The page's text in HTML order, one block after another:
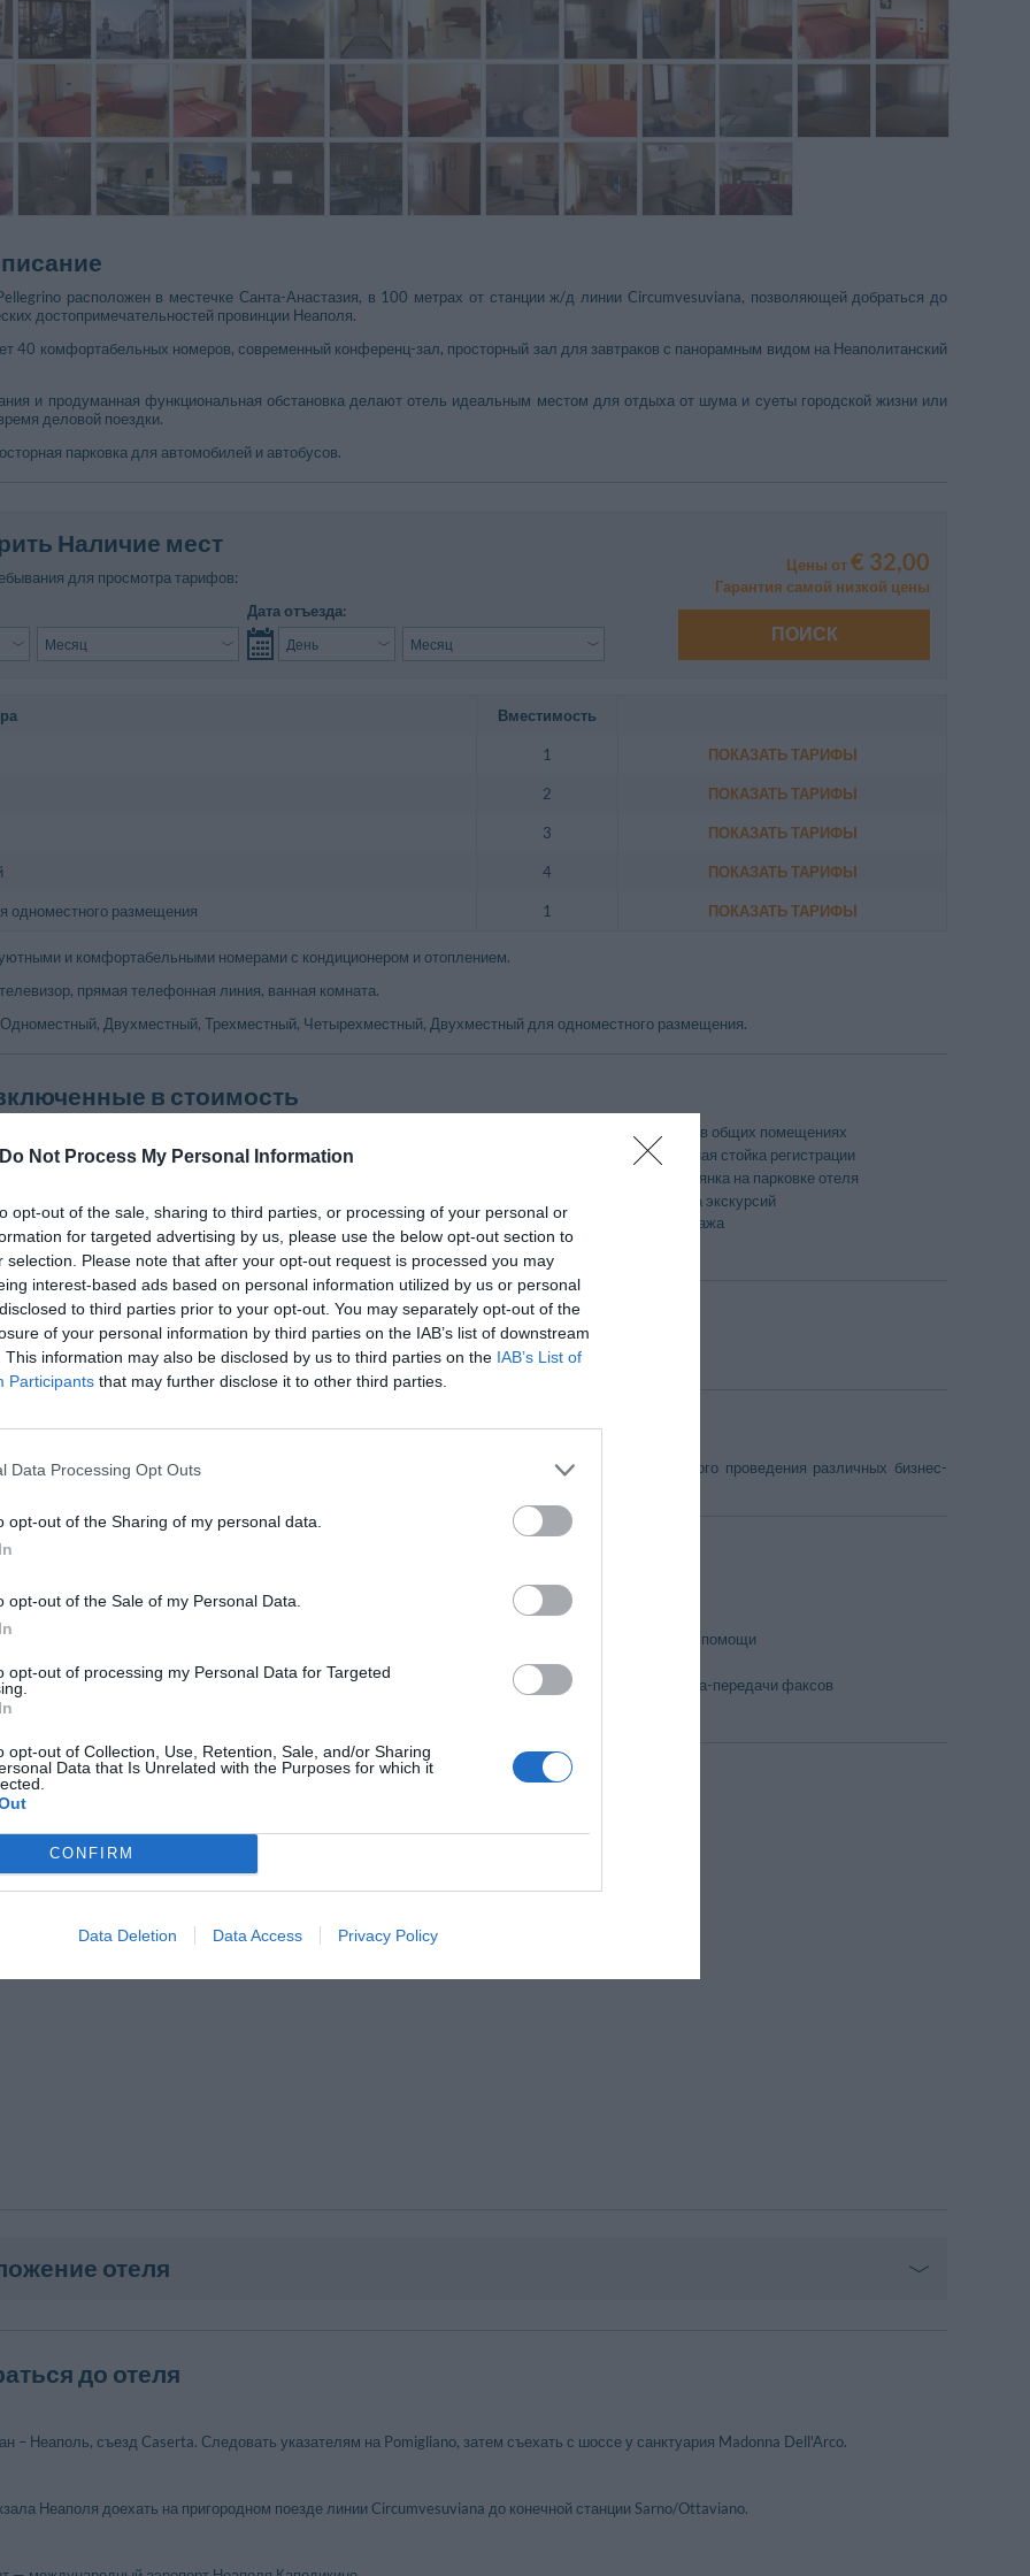
Do Not Process My Personal Information
opt-out of the sale, sharing to third parties, or processing of your personal or
for targeted advertising by us, please use the below opt-out section to
selection. Please note that after your opt-out request is processed you may
interest-based ads based on personal information utilized by us or personal
to third parties prior to your opt-out. You may separately opt-out of the
of your personal information by third parties on the IAB’s list of downstream
This information may also be disclosed by us to third parties on the IAB’s List of
Participants that may further disclose it to other third parties.
Data Processing Opt Outs
opt-out of the Sharing of my personal data.
opt-out of the Sale of my Personal Data.
opt-out of processing my Personal Data for Targeted
opt-out of Collection, Use, Retention, Sale, and/or Sharing
Data that Is Unrelated with the Purposes for which it
CONFIRM
Data Deletion Data Access Privacy Policy
расположен в местечке Санта-Анастазия, в 100 метрах от станции ж/д линии Circumvesuviana, позволяющей добраться до
достопримечательностей провинции Неаполя.
40 комфортабельных номеров, современный конференц-зал, просторный зал для завтраков с панорамным видом на Неаполитанский
и продуманная функциональная обстановка делают отель идеальным местом для отдыха от шума и суеты городской жизни или
деловой поездки.
парковка для автомобилей и автобусов.
Наличие мест
для просмотра тарифов:
Дата отъезда:
Цены от€ 32,00
Гарантия самой низкой цены
ПОИСК
Вместимость
1 ПОКАЗАТЬ ТАРИФЫ
2 ПОКАЗАТЬ ТАРИФЫ
3 ПОКАЗАТЬ ТАРИФЫ
4 ПОКАЗАТЬ ТАРИФЫ
одноместного размещения 1 ПОКАЗАТЬ ТАРИФЫ
и комфортабельными номерами с кондиционером и отоплением.
прямая телефонная линия, ванная комната.
Двухместный, Трехместный, Четырехместный, Двухместный для одноместного размещения.
в стоимость
Кондиционер в общих помещениях
Консьерж
Круглосуточная стойка регистрации
Открытая стоянка на парковке отеля
Стойка заказа экскурсий
Туристическая информация
Хранение багажа
Экспресс-регистрация заезда и отъезда
и бар
завтраков, открытого с 7:30 до 10:00, открывается великолепный вид на Неаполитанский залив.
зала переговоров/конференц-зала/конгресс-зала
вместимостью до 250 человек оснащен аудио-видеоматериалами для организации и успешного проведения различных бизнес-
отдельную плату
для конференций /
Банкетный зал / Стойка регистрации
Пункт первой помощи
групп
Упакованный ланч
Услуга приема-передачи факсов
отеля
отеля
до отеля
– Неаполь, съезд Caserta. Следовать указателям на Pomigliano, затем съехать с шоссе у санктуария Madonna Dell'Arco.
Неаполя доехать на пригородном поезде линии Circumvesuviana до конечной станции Sarno/Ottaviano.